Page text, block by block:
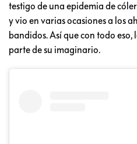
testigo de una epidemia de
y vio en varias ocasiones a los
bandidos. Así que con todo eso,
parte de su imaginario.